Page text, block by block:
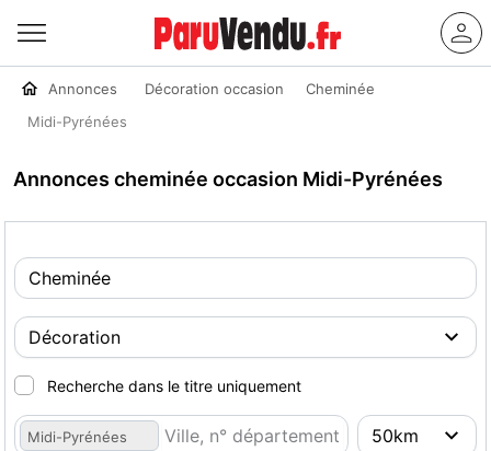
Annonces Décoration occasion
Cheminée
Midi-Pyrénées
Annonces cheminée occasion Midi-Pyrénées
Recherche dans le titre uniquement
Midi-Pyrénées